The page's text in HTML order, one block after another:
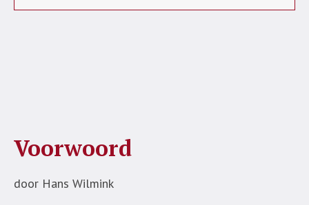
Voorwoord
door Hans Wilmink